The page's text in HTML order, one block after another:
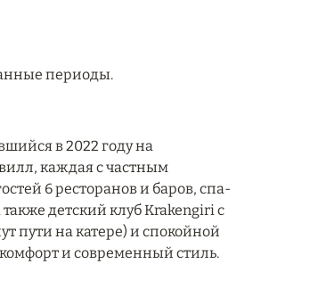
периоды.
в 2022 году на
каждая с частным
6 ресторанов и баров, спа-
детский клуб Krakengiri с
пути на катере) и спокойной
и современный стиль.